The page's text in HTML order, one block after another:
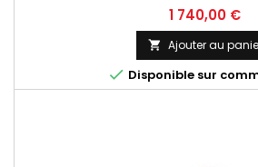
Prix
1 740,00 €
 Ajouter au
 Disponible sur